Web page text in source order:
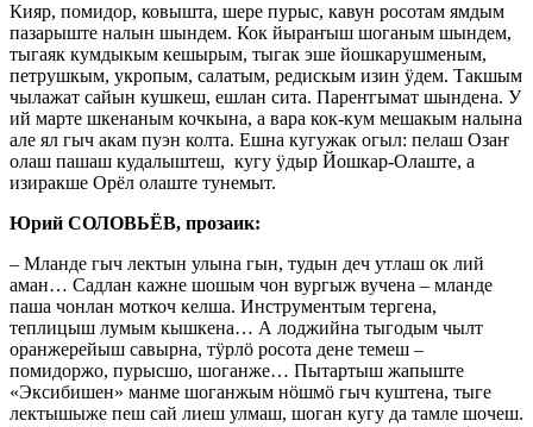
Кияр, помидор, ковышта, шере пурыс, кавун росотам ямдым
пазарыште налын шындем. Кок йыраҥыш шоганым шындем,
тыгаяк кумдыкым кешырым, тыгак эше йошкарушменым,
петрушкым, укропым, салатым, редискым изин ӱдем. Такшым
чылажат сайын кушкеш, ешлан сита. Пареҥгымат шындена. У
ий марте шкенаным кочкына, а вара кок-кум мешакым налына
але ял гыч акам пуэн колта. Ешна кугужак огыл: пелаш Озаҥ
олаш пашаш кудалыштеш, кугу ӱдыр Йошкар-Олаште, а
изиракше Орёл олаште тунемыт.
Юрий СОЛОВЬЁВ, прозаик:
– Мланде гыч лектын улына гын, тудын деч утлаш ок лий
аман… Садлан кажне шошым чон вургыж вучена – мланде
паша чонлан моткоч келша. Инструментым тергена,
теплицыш лумым кышкена… А лоджийна тыгодым чылт
оранжерейыш савырна, тӱрлӧ росота дене темеш –
помидоржо, пурысшо, шоганже… Пытартыш жапыште
«Эксибишен» манме шоганжым нӧшмӧ гыч куштена, тыге
лектышыже пеш сай лиеш улмаш, шоган кугу да тамле шочеш.